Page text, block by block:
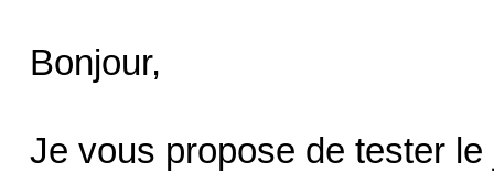
Bonjour,
Je vous propose de tester